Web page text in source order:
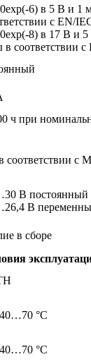
6) в 5 В и 1
с EN/
8) в 17 В и
в соответствии
ч при
соответствии с
В постоянный
В
в сборе
°C
°C